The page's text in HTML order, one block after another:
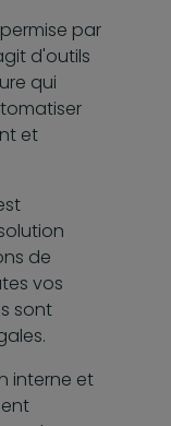
par
d'outils
qui
et
de
vos
sont
interne et